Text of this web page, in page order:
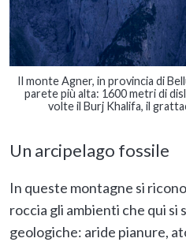
Il monte Agner, in provincia di
parete più alta: 1600 metri di
volte il Burj Khalifa, il
Un arcipelago fossile
In queste montagne si
roccia gli ambienti che qui si
geologiche: aride pianure,